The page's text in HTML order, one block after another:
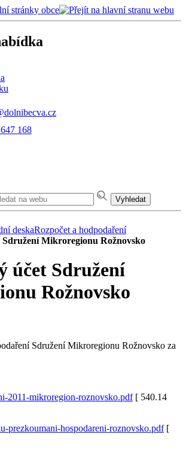
stránky obce
168
Vyhledat
deskaRozpočet a hodpodaření
Sdružení Mikroregionu Rožnovsko
účet Sdružení
Rožnovsko
Sdružení Mikroregionu Rožnovsko za
2011-mikroregion-roznovsko.pdf[ 540.14
prezkoumani-hospodareni-roznovsko.pdf[